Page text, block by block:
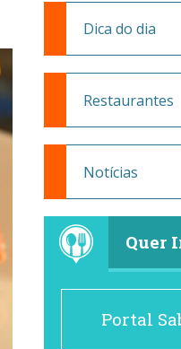
Dica do dia
Restaurantes
Notícias
Quer
Portal